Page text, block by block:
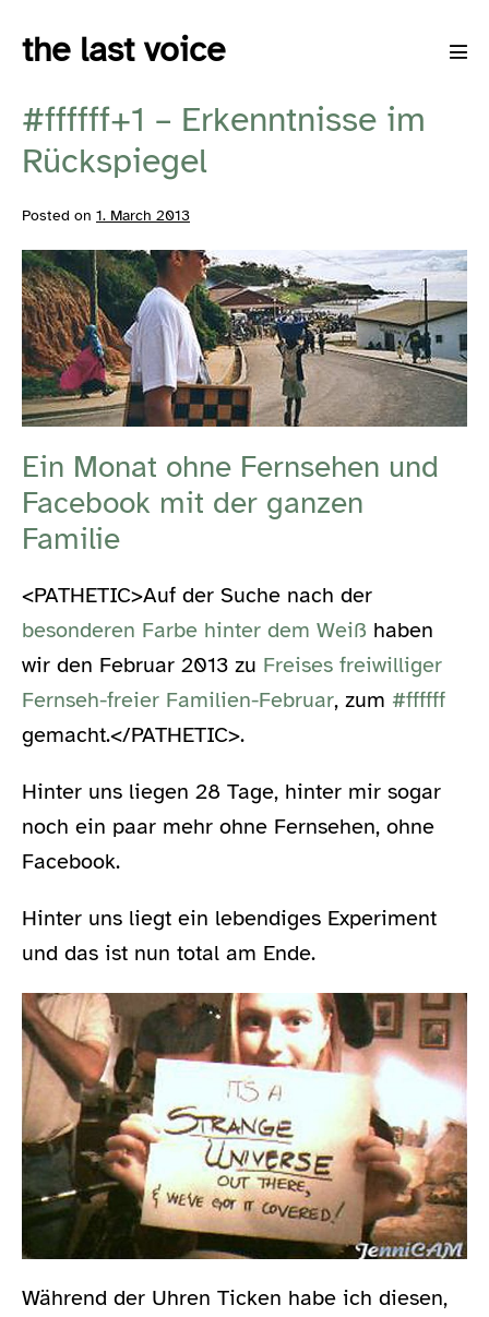
the last voice
#ffffff+1 – Erkenntnisse im
Rückspiegel
Posted on 1. March 2013
Ein Monat ohne Fernsehen und
Facebook mit der ganzen
Familie
<PATHETIC>Auf der Suche nach der
besonderen Farbe hinter dem Weiß haben
wir den Februar 2013 zu Freises freiwilliger
Fernseh-freier Familien-Februar, zum #ffffff
gemacht.</PATHETIC>.
Hinter uns liegen 28 Tage, hinter mir sogar
noch ein paar mehr ohne Fernsehen, ohne
Facebook.
Hinter uns liegt ein lebendiges Experiment
und das ist nun total am Ende.
Während der Uhren Ticken habe ich diesen,